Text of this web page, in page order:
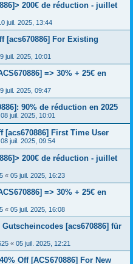
200€ de réduction - juillet
juil. 2025, 13:44
[acs670886] For Existing
juil. 2025, 10:01
=> 30% + 25€ en
juil. 2025, 09:47
90% de réduction en 2025
08 juil. 2025, 10:01
[acs670886] First Time User
08 juil. 2025, 09:54
200€ de réduction - juillet
« 05 juil. 2025, 16:23
=> 30% + 25€ en
« 05 juil. 2025, 16:08
[acs670886] für
« 05 juil. 2025, 12:21
Off [ACS670886] For New